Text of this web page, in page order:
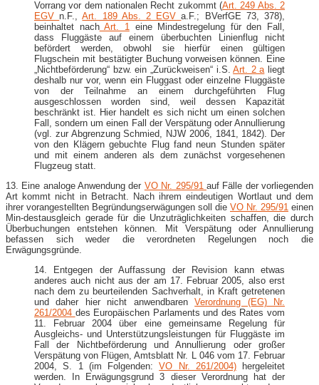
Vorrang vor dem nationalen Recht zukommt (Art. 249 Abs. 2
EGVn.F.,Art. 189 Abs. 2 EGVa.F.; BVerfGE 73, 378),
beinhaltet nachArt. 1
eine Mindestregelung für den Fall,
dass Fluggäste auf einem überbuchten Linienflug nicht
befördert werden, obwohl sie hierfür einen gültigen
Flugschein mit bestätigter Buchung vorweisen können. Eine
„Nichtbeförderung“ bzw. ein „Zurückweisen“ i.S.Art. 2 a liegt
deshalb nur vor, wenn ein Fluggast oder einzelne Fluggäste
von der Teilnahme an einem durchgeführten Flug
ausgeschlossen worden sind, weil dessen Kapazität
beschränkt ist. Hier handelt es sich nicht um einen solchen
Fall, sondern um einen Fall der Verspätung oder Annullierung
(vgl. zur Abgrenzung Schmied, NJW 2006, 1841, 1842). Der
von den Klägern gebuchte Flug fand neun Stunden später
und mit einem anderen als dem zunächst vorgesehenen
Flugzeug statt.
13. Eine analoge Anwendung der VO Nr. 295/91 auf Fälle der vorliegenden
Art kommt nicht in Betracht. Nach ihrem eindeutigen Wortlaut und dem
ihrer vorangestellten Begründungserwägungen soll die VO Nr. 295/91 einen
Min-destausgleich gerade für die Unzuträglichkeiten schaffen, die durch
Überbuchungen entstehen können. Mit Verspätung oder Annullierung
befassen sich weder die verordneten Regelungen noch die
Erwägungsgründe.
14. Entgegen der Auffassung der Revision kann etwas
anderes auch nicht aus der am 17. Februar 2005, also erst
nach dem zu beurteilenden Sachverhalt, in Kraft getretenen
und daher hier nicht anwendbarenVerordnung (EG) Nr.
261/2004 des Europäischen Parlaments und des Rates vom
11. Februar 2004 über eine gemeinsame Regelung für
Ausgleichs- und Unterstützungsleistungen für Fluggäste im
Fall der Nichtbeförderung und Annullierung oder großer
Verspätung von Flügen, Amtsblatt Nr. L 046 vom 17. Februar
2004, S. 1 (im Folgenden:VO Nr. 261/2004)hergeleitet
werden. In Erwägungsgrund 3 dieser Verordnung hat der